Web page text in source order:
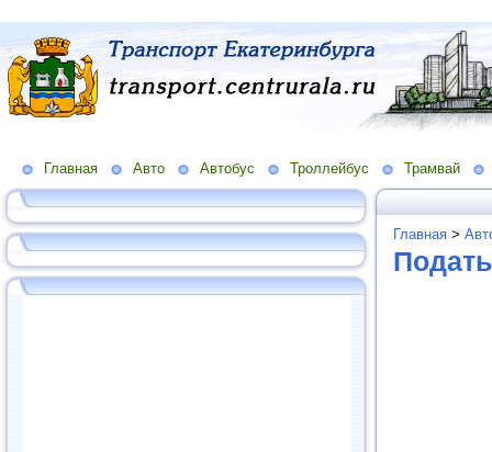
Главная Авто Автобус Троллейбус Трамвай
Главная >